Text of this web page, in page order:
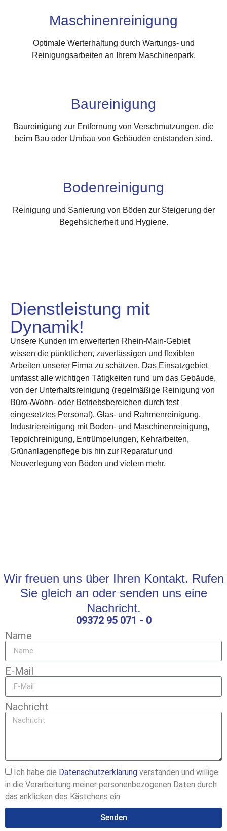
Maschinenreinigung
Optimale Werterhaltung durch Wartungs- und
Reinigungsarbeiten an Ihrem Maschinenpark.
Baureinigung
Baureinigung zur Entfernung von Verschmutzungen, die
beim Bau oder Umbau von Gebäuden entstanden sind.
Bodenreinigung
Reinigung und Sanierung von Böden zur Steigerung der
Begehsicherheit und Hygiene.
Dienstleistung mit
Dynamik!
Unsere Kunden im erweiterten Rhein-Main-Gebiet
wissen die pünktlichen, zuverlässigen und flexiblen
Arbeiten unserer Firma zu schätzen. Das Einsatzgebiet
umfasst alle wichtigen Tätigkeiten rund um das Gebäude,
von der Unterhaltsreinigung (regelmäßige Reinigung von
Büro-/Wohn- oder Betriebsbereichen durch fest
eingesetztes Personal), Glas- und Rahmenreinigung,
Industriereinigung mit Boden- und Maschinenreinigung,
Teppichreinigung, Entrümpelungen, Kehrarbeiten,
Grünanlagenpflege bis hin zur Reparatur und
Neuverlegung von Böden und vielem mehr.
Wir freuen uns über Ihren Kontakt. Rufen
Sie gleich an oder senden uns eine
Nachricht.
09372 95 071 - 0
Name
E-Mail
Nachricht
Ich habe die Datenschutzerklärung verstanden und willige
in die Verarbeitung meiner personenbezogenen Daten durch
das anklicken des Kästchens ein.
Senden